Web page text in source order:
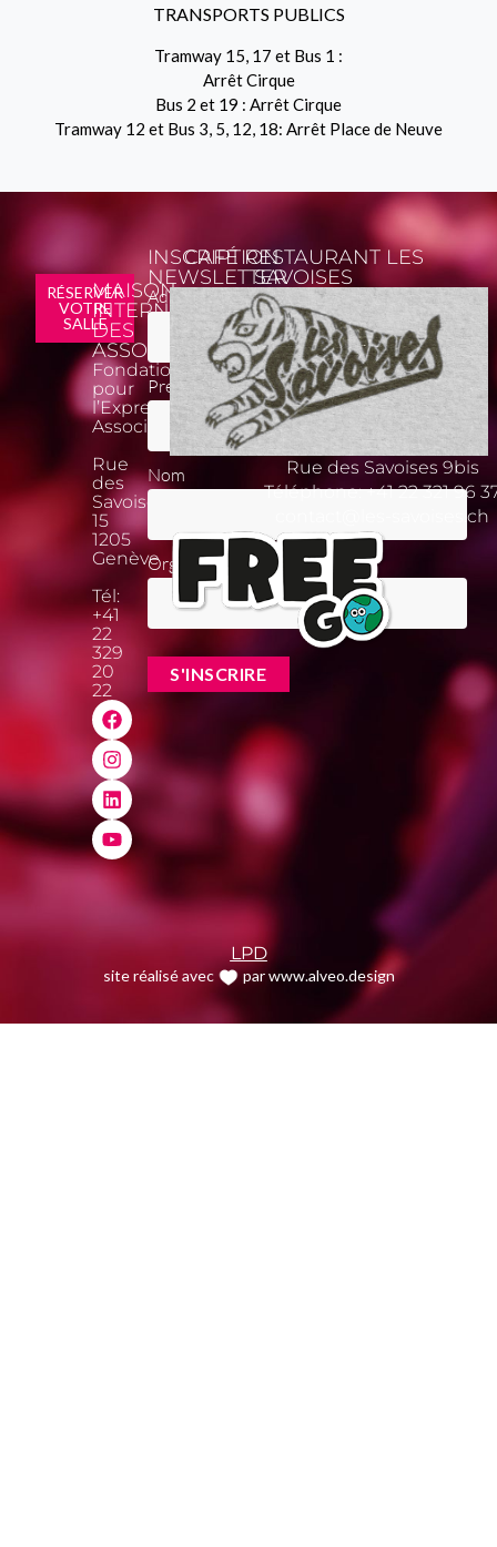
TRANSPORTS PUBLICS
Tramway 15, 17 et Bus 1 :
Arrêt Cirque
Bus 2 et 19 : Arrêt Cirque
Tramway 12 et Bus 3, 5, 12, 18: Arrêt Place de Neuve
RÉSERVER
VOTRE
SALLE
MAISON
INTERNATIONALE
DES
ASSOCIATIONS
Fondation
pour
l’Expression
Associative
Rue
des
Savoises
15
1205
Genève
Tél:
+41
22
329
20
22
INSCRIPTION
NEWSLETTER
Adresse email*
Prénom
Nom
Organisation
CAFÉ RESTAURANT LES
SAVOISES
Rue des Savoises 9bis
Téléphone:+41 22 321 96
contact@les-savoises.ch
LPD
site réalisé avec par www.alveo.design